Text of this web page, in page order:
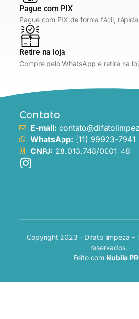
Pague com PIX
Pague com PIX de forma fácil,
Retire na loja
Compre pelo WhatsApp e retire na
Contato
E-mail:
WhatsApp: (11) 99923-7941
CNPJ: 28.013.748/0001-48
Copyright 2023 - Difato limpeza -
reservados.
Feito com Nubila